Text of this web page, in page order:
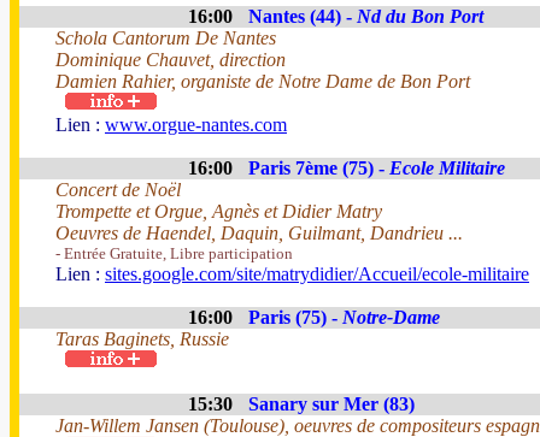
16:00 Nantes (44) - Nd du Bon Port
Schola Cantorum De Nantes
Dominique Chauvet, direction
Damien Rahier, organiste de Notre Dame de Bon Port
Lien : www.orgue-nantes.com
16:00 Paris 7ème (75) - Ecole Militaire
Concert de Noël
Trompette et Orgue, Agnès et Didier Matry
Oeuvres de Haendel, Daquin, Guilmant, Dandrieu ...
- Entrée Gratuite, Libre participation
Lien : sites.google.com/site/matrydidier/Accueil/ecole-militaire
16:00 Paris (75) - Notre-Dame
Taras Baginets, Russie
15:30
Sanary sur Mer (83)
Jan-Willem Jansen (Toulouse), oeuvres de compositeurs